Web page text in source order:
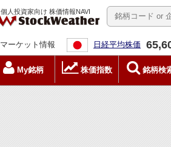
個人投資家向け 株価情報NAVI
マーケット情報 日経平均株価
My銘柄 株価指数 銘柄検